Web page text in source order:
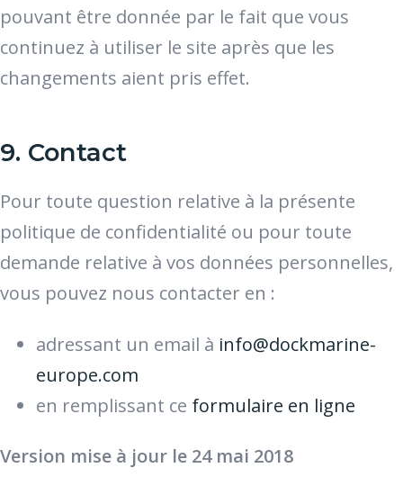
pouvant être donnée par le fait que vous
continuez à utiliser le site après que les
changements aient pris effet.
9. Contact
Pour toute question relative à la présente
politique de confidentialité ou pour toute
demande relative à vos données personnelles,
vous pouvez nous contacter en :
adressant un email à info@dockmarine-
europe.com
en remplissant ce formulaire en ligne
Version mise à jour le 24 mai 2018